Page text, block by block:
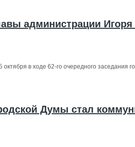
администрации
в ходе 62-го очередного заседания
Думы стал